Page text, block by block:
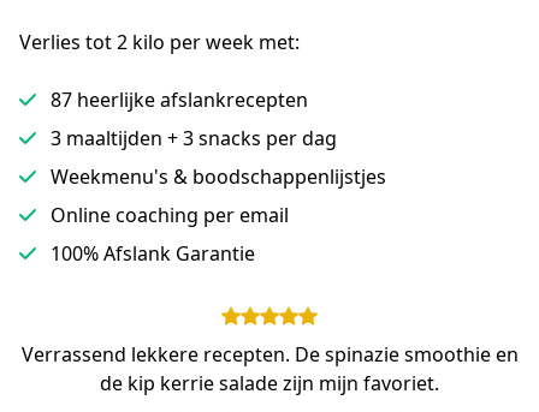
Verlies tot 2 kilo per week met:
87 heerlijke afslankrecepten
3 maaltijden + 3 snacks per dag
Weekmenu's & boodschappenlijstjes
Online coaching per email
100% Afslank Garantie
Verrassend lekkere recepten. De spinazie smoothie en
de kip kerrie salade zijn mijn favoriet.